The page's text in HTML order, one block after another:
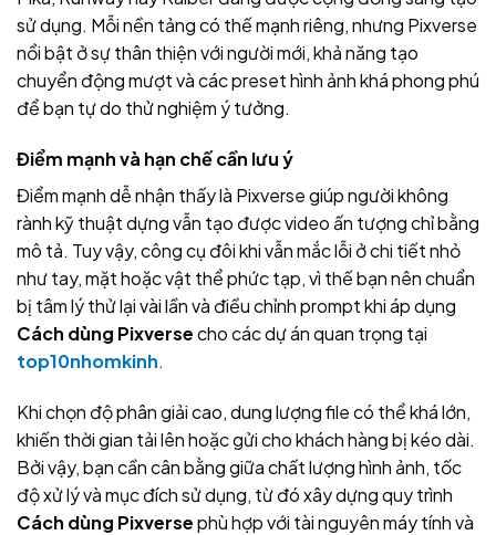
sử dụng. Mỗi nền tảng có thế mạnh riêng, nhưng Pixverse
nổi bật ở sự thân thiện với người mới, khả năng tạo
chuyển động mượt và các preset hình ảnh khá phong phú
để bạn tự do thử nghiệm ý tưởng.
Điểm mạnh và hạn chế cần lưu ý
Điểm mạnh dễ nhận thấy là Pixverse giúp người không
rành kỹ thuật dựng vẫn tạo được video ấn tượng chỉ bằng
mô tả. Tuy vậy, công cụ đôi khi vẫn mắc lỗi ở chi tiết nhỏ
như tay, mặt hoặc vật thể phức tạp, vì thế bạn nên chuẩn
bị tâm lý thử lại vài lần và điều chỉnh prompt khi áp dụng
Cách dùng Pixversecho các dự án quan trọng tại
top10nhomkinh.
Khi chọn độ phân giải cao, dung lượng file có thể khá lớn,
khiến thời gian tải lên hoặc gửi cho khách hàng bị kéo dài.
Bởi vậy, bạn cần cân bằng giữa chất lượng hình ảnh, tốc
độ xử lý và mục đích sử dụng, từ đó xây dựng quy trình
Cách dùng Pixversephù hợp với tài nguyên máy tính và